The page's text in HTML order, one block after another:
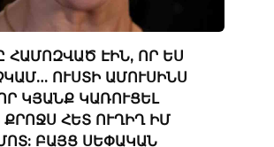
ՀԱՄՈԶՎԱԾ ԷԻՆ, ՈՐ ԵՍ
ՈՒՍՏԻ ԱՄՈՒՍԻՆՍ
ԿՅԱՆՔ ԿԱՌՈՒՑԵԼ
ՀԵՏ ՈՒՂԻՂ ԻՄ
ԲԱՅՑ ՍԵՓԱԿԱՆ